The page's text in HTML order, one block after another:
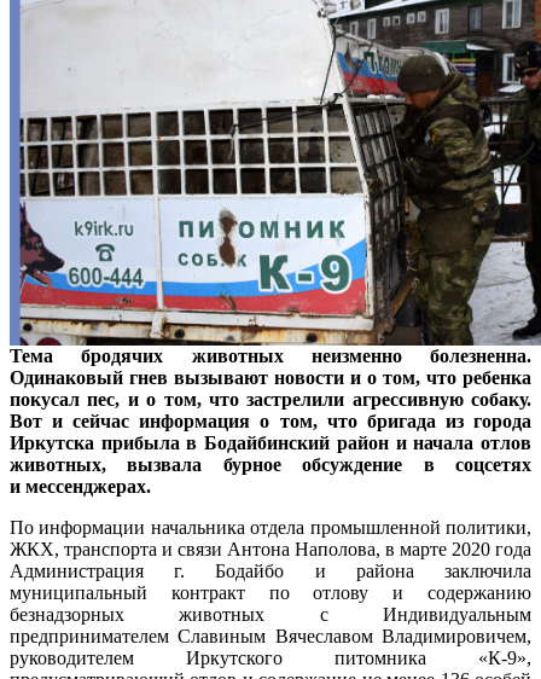
Тема бродячих животных неизменно болезненна.
Одинаковый гнев вызывают новости и о том, что ребенка
покусал пес, и о том, что застрелили агрессивную собаку.
Вот и сейчас информация о том, что бригада из города
Иркутска прибыла в Бодайбинский район и начала отлов
животных, вызвала бурное обсуждение в соцсетях
и мессенджерах.
По информации начальника отдела промышленной политики,
ЖКХ, транспорта и связи Антона Наполова, в марте 2020 года
Администрация г. Бодайбо и района заключила
муниципальный контракт по отлову и содержанию
безнадзорных животных с Индивидуальным
предпринимателем Славиным Вячеславом Владимировичем,
руководителем Иркутского питомника «К-9»,